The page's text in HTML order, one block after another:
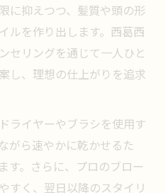
に抑えつつ、髪質や頭の形
ルを作り出します。西葛西
セリングを通じて一人ひと
し、理想の仕上がりを追求
ライヤーやブラシを使用す
がら速やかに乾かせるた
す。さらに、プロのブロー
すく、翌日以降のスタイリ